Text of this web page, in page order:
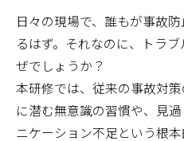
日々の現場で、誰もが事故
るはず。それなのに、トラ
ぜでしょうか？
本研修では、従来の事故対
に潜む無意識の習慣や、見
ニケーション不足という根本